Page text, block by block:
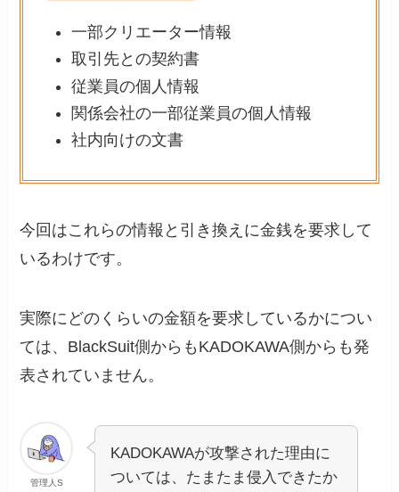
一部クリエーター情報
取引先との契約書
従業員の個人情報
関係会社の一部従業員の個人情報
社内向けの文書
今回はこれらの情報と引き換えに金銭を要求して
いるわけです。
実際にどのくらいの金額を要求しているかについ
ては、BlackSuit側からもKADOKAWA側からも発
表されていません。
管理人S
KADOKAWAが攻撃された理由に
ついては、たまたま侵入できたか